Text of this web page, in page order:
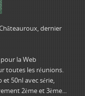
dernier
la Web
toutes les réunions.
et 50nl avec série,
2ème et 3ème...